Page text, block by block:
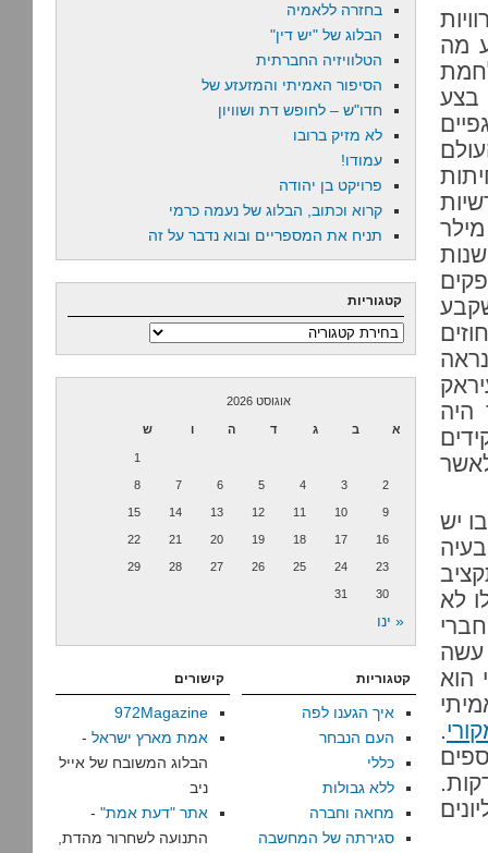
מה
בצע
היה
יש
לא
עשה
הוא
.
דקות.
עודף, אבל 50 מיליונים
בחזרה ללאמיה
הבלוג של "יש דין"
הטלוויזיה החברתית
הסיפור האמיתי והמזעזע של
חדו"ש – לחופש דת ושוויון
לא מזיק ברובו
עמודו!
פרויקט בן יהודה
קרוא וכתוב, הבלוג של נעמה כרמי
תניח את המספריים ובוא נדבר על זה
קטגוריות
קטגוריות
אוגוסט 2026
א ב ג ד ה ו ש
1
2
3
4
5
6
7
8
9
10
11
12
13
14
15
16
17
18
19
20
21
22
23
24
25
26
27
28
29
30
31
« ינו
קטגוריות
איך הגענו לפה
העם הנבחר
כללי
ללא גבולות
מחאה וחברה
סגירתה של המחשבה
קישורים
972Magazine
אמת מארץ ישראל -
הבלוג המשובח של אייל
ניב
אתר "דעת אמת" -
התנועה לשחרור מהדת,